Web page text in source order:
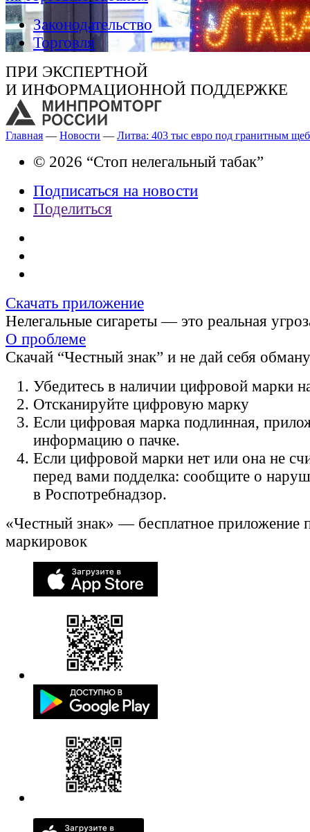
Законодательство
Торговля
ПРИ ЭКСПЕРТНОЙ
И ИНФОРМАЦИОННОЙ ПОДДЕРЖКЕ
Главная — Новости — Литва: 403 тыс евро под гранитным
© 2026 “Стоп нелегальный табак”
Подписаться на новости
Поделиться
Скачать приложение
Нелегальные сигареты — это реальная
О проблеме
Скачай “Честный знак” и не дай себя
Убедитесь в наличии цифровой марки
Отсканируйте цифровую марку
Если цифровая марка подлинная,
информацию о пачке.
Если цифровой марки нет или она не
перед вами подделка: сообщите о
в Роспотребнадзор.
«Честный знак» — бесплатное приложение
маркировок